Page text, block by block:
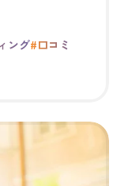
ング#口コミ